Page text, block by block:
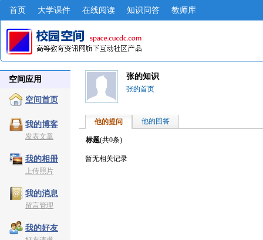
首页 大学课件 在线阅读 知识问答 教师库
空间应用
空间首页
我的博客
发表文章
我的相册
上传照片
我的消息
留言管理
我的好友
张的知识
张的首页
他的提问 他的回答
标题(共0条)
暂无相关记录